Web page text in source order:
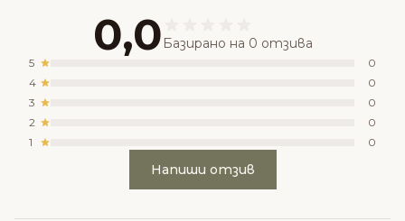
0,0 Базирано на 0 отзива
5
0
4
0
3
0
2
0
1
0
Напиши отзив